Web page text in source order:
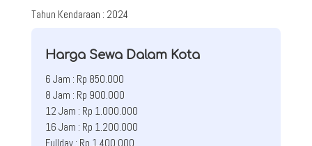
Tahun Kendaraan : 2024
Harga Sewa Dalam Kota
6 Jam : Rp 850.000
8 Jam : Rp 900.000
12 Jam : Rp 1.000.000
16 Jam : Rp 1.200.000
Fullday : Rp 1.400.000